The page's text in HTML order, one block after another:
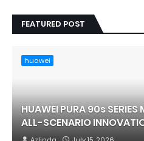
FEATURED POST
huawei
HUAWEI PURA 90s
ALL-SCENARIO